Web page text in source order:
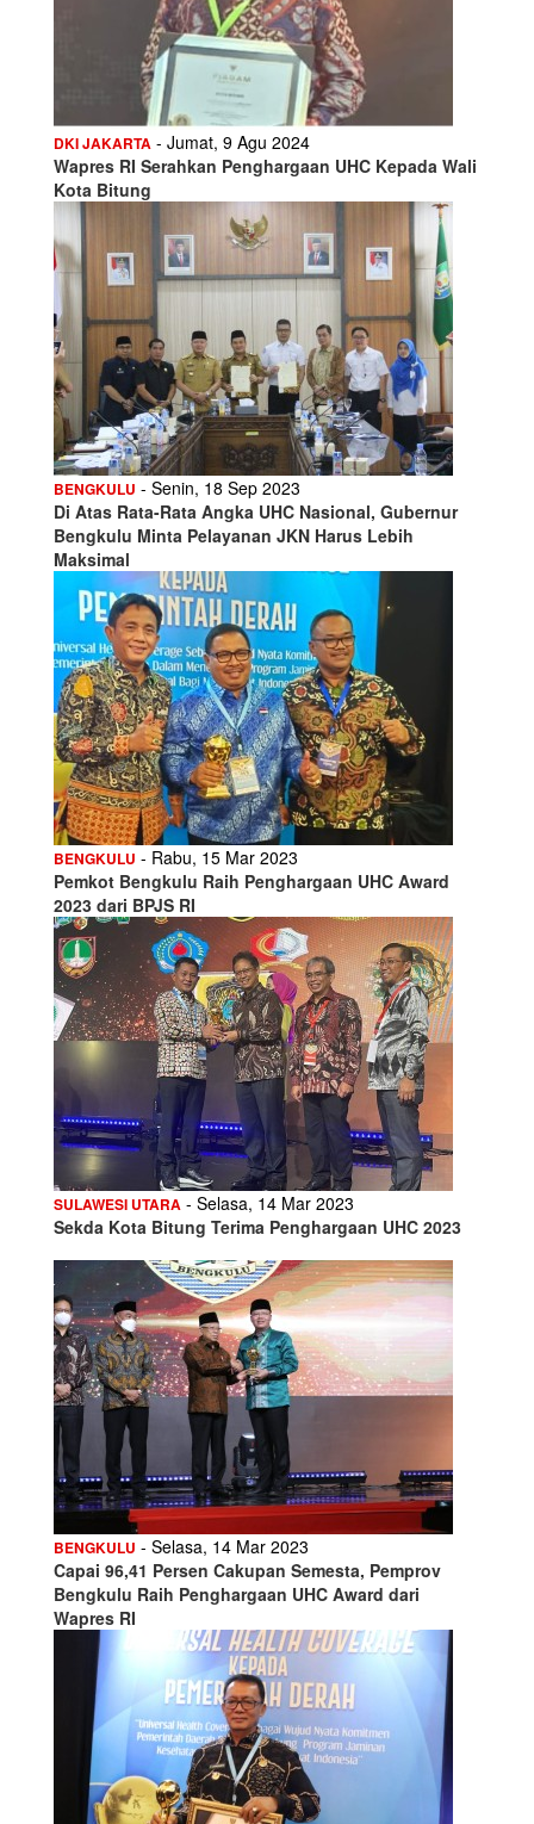
DKI JAKARTA - Jumat, 9 Agu 2024
Wapres RI Serahkan Penghargaan UHC Kepada Wali
Kota Bitung
BENGKULU - Senin, 18 Sep 2023
Di Atas Rata-Rata Angka UHC Nasional, Gubernur
Bengkulu Minta Pelayanan JKN Harus Lebih
Maksimal
BENGKULU - Rabu, 15 Mar 2023
Pemkot Bengkulu Raih Penghargaan UHC Award
2023 dari BPJS RI
SULAWESI UTARA - Selasa, 14 Mar 2023
Sekda Kota Bitung Terima Penghargaan UHC 2023
BENGKULU - Selasa, 14 Mar 2023
Capai 96,41 Persen Cakupan Semesta, Pemprov
Bengkulu Raih Penghargaan UHC Award dari
Wapres RI